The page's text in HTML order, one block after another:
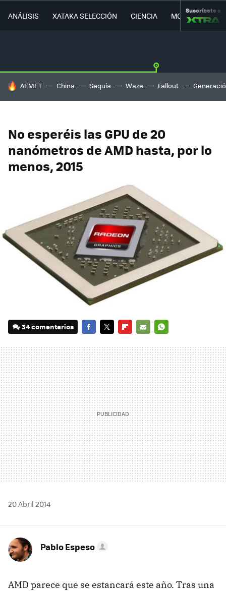
ANÁLISIS XATAKA SELECCIÓN CIENCIA MOVILIDAD
Suscríbete a
HOY SE HABLA DE
AEMET China Sequía Waze Fallout
No esperéis las GPU de 20
nanómetros de AMD hasta, por lo
menos, 2015
34 comentarios
MAIL
20 Abril 2014
Pablo Espeso
AMD parece que se estancará este año. Tras una